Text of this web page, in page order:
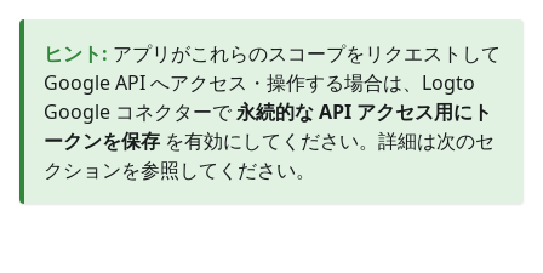
ヒント: アプリがこれらのスコープをリクエストして
Google API へアクセス・操作する場合は、Logto
Google コネクターで永続的な API アクセス用にト
ークンを保存 を有効にしてください。詳細は次のセ
クションを参照してください。